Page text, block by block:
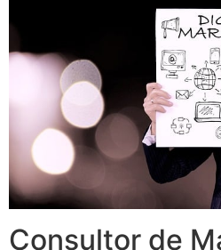
Consultor de